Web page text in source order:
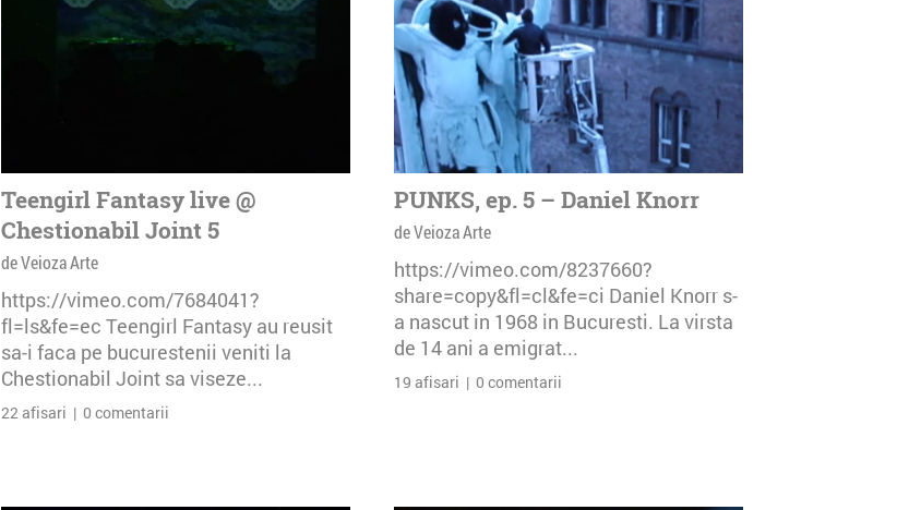
Teengirl Fantasy live @
Chestionabil Joint 5
de Veioza Arte
https://vimeo.com/7684041?
fl=ls&fe=ec Teengirl Fantasy au reusit
sa-i faca pe bucurestenii veniti la
Chestionabil Joint sa viseze...
22 afisari | 0 comentarii
PUNKS, ep. 5 – Daniel Knorr
de Veioza Arte
https://vimeo.com/8237660?
share=copy&fl=cl&fe=ci Daniel Knorr s-
a nascut in 1968 in Bucuresti. La virsta
de 14 ani a emigrat...
19 afisari | 0 comentarii